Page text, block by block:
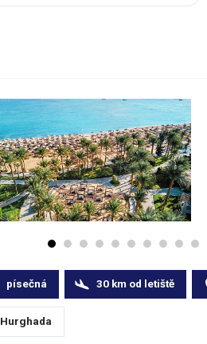
písečná 30 km od letiště
Hurghada